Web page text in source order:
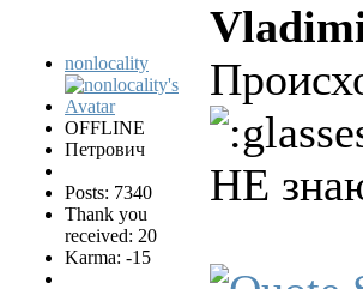
nonlocality
OFFLINE
Петрович
Posts: 7340
Thank you
received: 20
Karma: -15
НЕ